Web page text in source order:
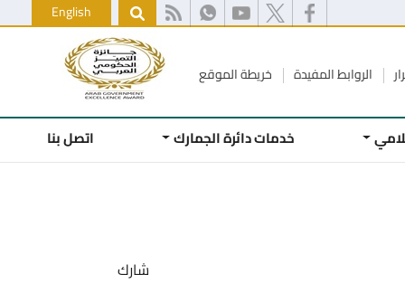
English
الروابط المفيدة خريطة الموقع
خدمات دائرة الجمارك اتصل بنا
شارك